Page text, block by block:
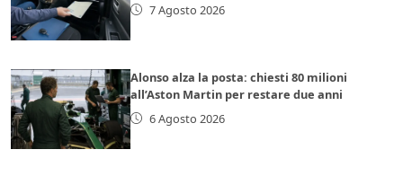
7 Agosto 2026
Alonso alza la posta: chiesti 80 milioni
all’Aston Martin per restare due anni
6 Agosto 2026